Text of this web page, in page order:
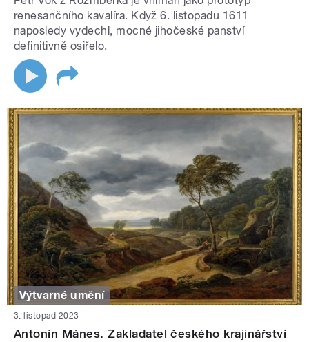
renesančního kavalíra. Když 6. listopadu 1611
naposledy vydechl, mocné jihočeské panství
definitivně osiřelo.
Výtvarné umění
3. listopad 2023
Antonín Mánes. Zakladatel českého krajinářství